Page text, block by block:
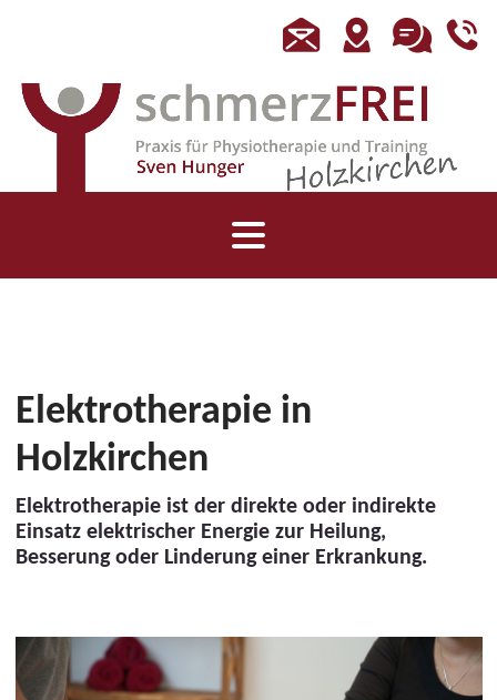
Elektrotherapie in
Holzkirchen
Elektrotherapie ist der direkte oder indirekte
Einsatz elektrischer Energie zur Heilung,
Besserung oder Linderung einer Erkrankung.